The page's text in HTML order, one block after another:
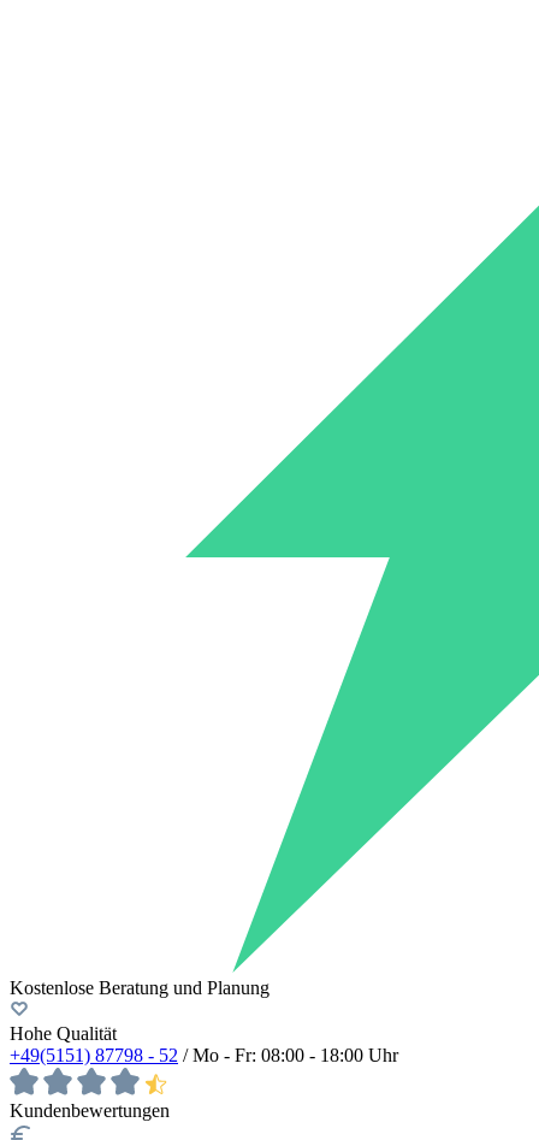
Kostenlose Beratung und Planung
Hohe Qualität
+49(5151) 87798 - 52 / Mo - Fr: 08:00 - 18:00 Uhr
Kundenbewertungen